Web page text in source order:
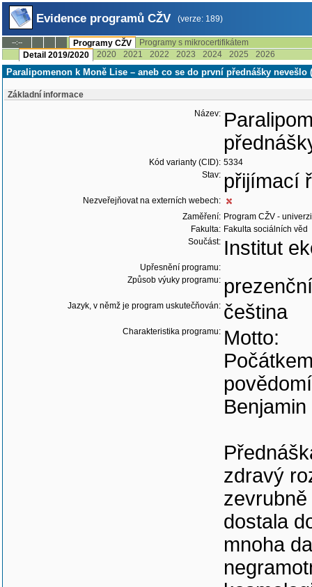
Evidence programů CŽV (verze: 189)
--:-- Programy CŽV
Programy s mikrocertifikátem
Detail 2019/2020
2020 2021 2022 2023 2024 2025 2026
Paralipomenon k Moně Lise – aneb co se do první přednášky nevešlo
Základní informace
Název:
Kód varianty (CID): 5334
Stav: přijímací
Nezveřejňovat na externích webech:
Zaměření: Program CŽV -
Fakulta: Fakulta sociálních věd
Součást: Institut
Upřesnění programu:
Způsob výuky programu: prezenční
Jazyk, v němž je program uskutečňován: čeština
Charakteristika programu: Motto:
zdravý
dostala
mnoha